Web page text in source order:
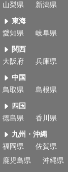
山梨県
新潟県
東海
愛知県
岐阜県
関西
大阪府
兵庫県
中国
鳥取県
島根県
四国
徳島県
香川県
九州・沖縄
福岡県
佐賀県
鹿児島県
沖縄県